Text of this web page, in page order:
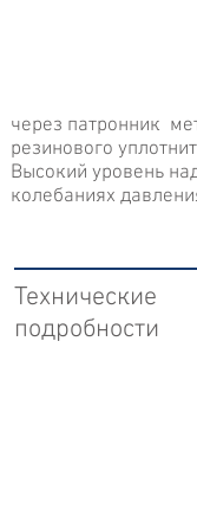
через патронник
резинового
Высокий уровень
колебаниях
Технические
подробности